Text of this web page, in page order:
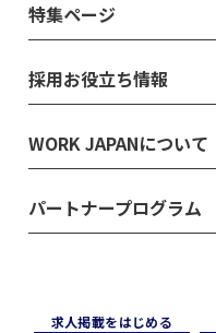
特集ページ
採用お役立ち情報
WORK JAPANについて
パートナープログラム
求⼈掲載をはじめる